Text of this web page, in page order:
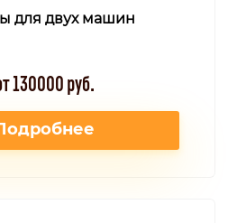
для двух машин
130000 руб.